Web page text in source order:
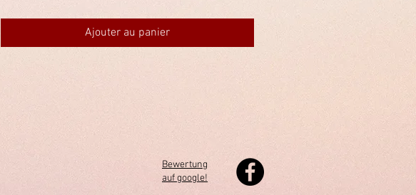
Ajouter au panier
Bewertung
auf google!